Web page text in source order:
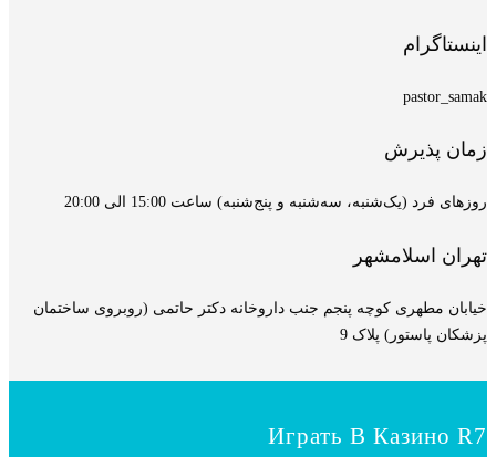
اینستاگرام
pastor_samak
زمان پذیرش
روزهای فرد (یک‌شنبه، سه‌شنبه و پنج‌شنبه) ساعت 15:00 الی 20:00
تهران اسلامشهر
خیابان مطهری کوچه پنجم جنب داروخانه دکتر حاتمی (روبروی ساختمان
پزشکان پاستور) پلاک 9
Играть В Казино R7